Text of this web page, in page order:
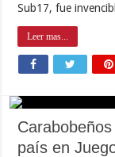
Sub17, fue
Leer mas...
país en